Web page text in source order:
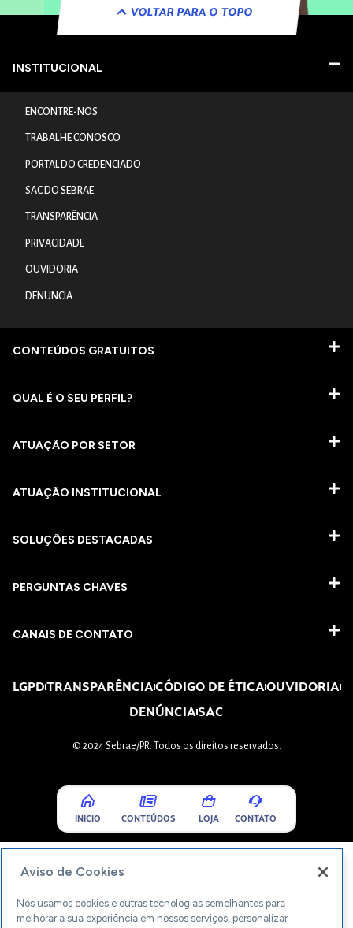
VOLTAR PARA O TOPO
INSTITUCIONAL
ENCONTRE-NOS
TRABALHE CONOSCO
PORTAL DO CREDENCIADO
SAC DO SEBRAE
TRANSPARÊNCIA
PRIVACIDADE
OUVIDORIA
DENUNCIA
CONTEÚDOS GRATUITOS
QUAL É O SEU PERFIL?
ATUAÇÃO POR SETOR
ATUAÇÃO INSTITUCIONAL
SOLUÇÕES DESTACADAS
PERGUNTAS CHAVES​
CANAIS DE CONTATO
LGPDTRANSPARÊNCIACÓDIGO DE ÉTICAOUVIDORIA
DENÚNCIASAC
© 2024 Sebrae/PR. Todos os direitos reservados.
INICIO CONTEÚDOS LOJA CONTATO
Aviso de Cookies
Nós usamos cookies e outras tecnologias semelhantes para
melhorar a sua experiência em nossos serviços, personalizar